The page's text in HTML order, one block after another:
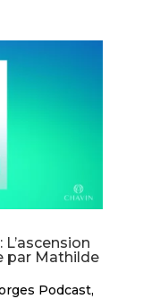
par Mathilde
Podcast,